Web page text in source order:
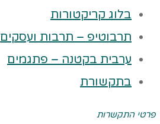
בלוג קריקטורות
תרבוטיפ – תרבות ועסקים
ערבית בקטנה – פתגמים
בתקשורת
פרטי התקשרות